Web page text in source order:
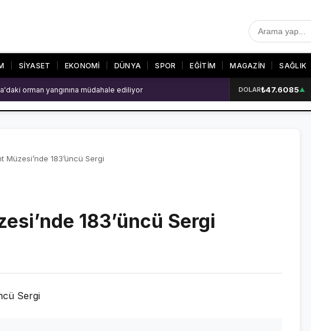
SİYASET EKONOMİ DÜNYA SPOR EĞİTİM MAGAZİN SAĞLIK
SAYFALAR
ECZANELER
SON DAKİKA GALERİLER
orman yangınına müdahale ediliyor DOLAR₺47.6085▲
Müzesi’nde 183’üncü Sergi
183’üncü Sergi